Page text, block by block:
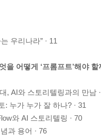
우리나라” · 11
을 어떻게 ‘프롬프트’해야 할
, AI와 스토리텔링과의 만남
: 누가 누가 잘 하나? · 31
와 AI 스토리텔링 · 70
과 용어 · 76